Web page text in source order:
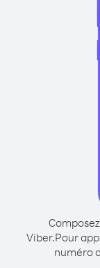
Viber.Pour
numéro